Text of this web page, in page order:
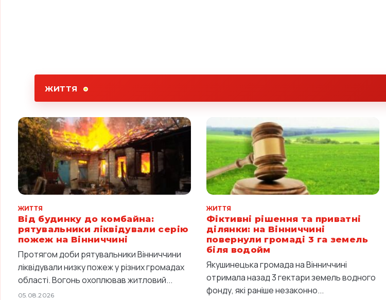
ЖИТТЯ
ЖИТТЯ
Від будинку до комбайна:
рятувальники ліквідували серію
пожеж на Вінниччині
Протягом доби рятувальники Вінниччини
ліквідували низку пожеж у різних громадах
області. Вогонь охоплював житловий...
05.08.2026
ЖИТТЯ
Фіктивні рішення та приватні
ділянки: на Вінниччині
повернули громаді 3 га земель
біля водойм
Якушинецька громада на Вінниччині
отримала назад 3 гектари земель водного
фонду, які раніше незаконно...